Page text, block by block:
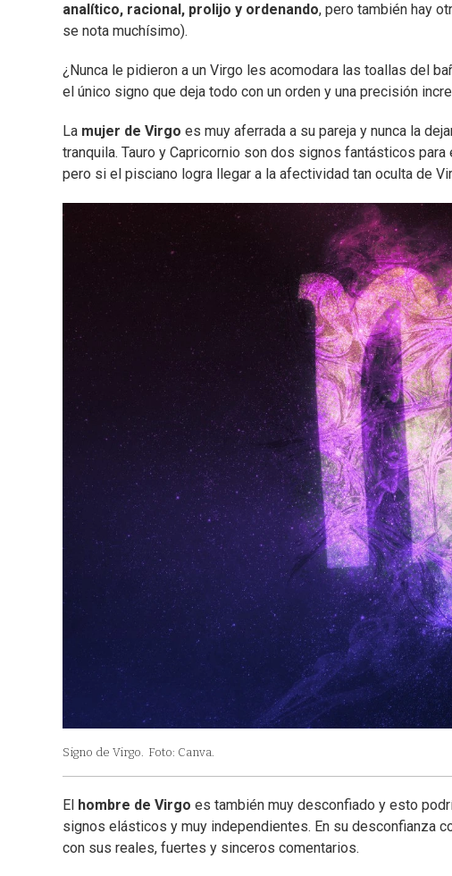
analítico, racional, prolijo y ordenando, pero también hay
se nota muchísimo).
¿Nunca le pidieron a un Virgo les acomodara las toallas del
el único signo que deja todo con un orden y una precisión
La mujer de Virgo es muy aferrada a su pareja y nunca la
tranquila. Tauro y Capricornio son dos signos fantásticos
pero si el pisciano logra llegar a la afectividad tan oculta de
Signo de Virgo. Foto: Canva.
El hombre de Virgo es también muy desconfiado y esto
signos elásticos y muy independientes. En su desconfianza
con sus reales, fuertes y sinceros comentarios.